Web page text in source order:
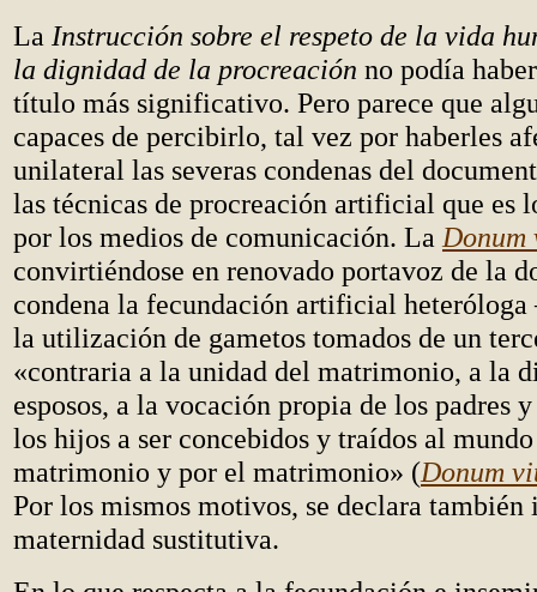
La Instrucción sobre el respeto de la vida
la dignidad de la procreación no podía
título más significativo. Pero parece que
capaces de percibirlo, tal vez por haberles
unilateral las severas condenas del
las técnicas de procreación artificial que es
por los medios de comunicación. La Donum
convirtiéndose en renovado portavoz de la
condena la fecundación artificial
la utilización de gametos tomados de un
«contraria a la unidad del matrimonio, a la
esposos, a la vocación propia de los padres
los hijos a ser concebidos y traídos al
matrimonio y por el matrimonio» (Donum
Por los mismos motivos, se declara
maternidad sustitutiva.